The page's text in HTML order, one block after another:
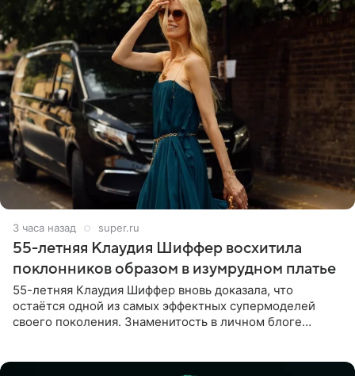
3 часа назад super.ru
55-летняя Клаудия Шиффер восхитила
поклонников образом в изумрудном платье
55-летняя Клаудия Шиффер вновь доказала, что
остаётся одной из самых эффектных супермоделей
своего поколения. Знаменитость в личном блоге